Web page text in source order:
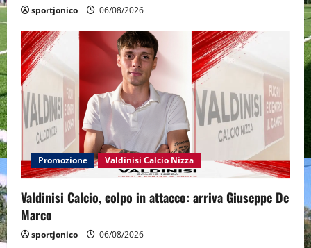
sportjonico 06/08/2026
Promozione Valdinisi Calcio Nizza
Valdinisi Calcio, colpo in attacco: arriva Giuseppe De
Marco
sportjonico 06/08/2026